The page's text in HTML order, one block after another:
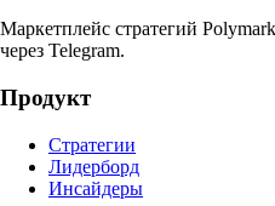
Маркетплейс стратегий
через Telegram.
Продукт
Стратегии
Лидерборд
Инсайдеры